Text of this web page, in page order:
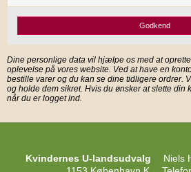
Godkend
Dine personlige data vil hjælpe os med at
oplevelse på vores website. Ved at have en
bestille varer og du kan se dine tidligere ordrer.
og holde dem sikret. Hvis du ønsker at slette din
når du er logget ind.
Kvindernes U-landsudvalg
Niels